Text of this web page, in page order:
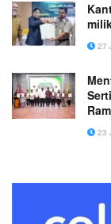
27
23